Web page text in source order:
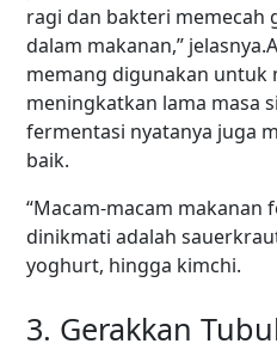
ragi dan bakteri memecah
dalam makanan,”
memang digunakan untuk
meningkatkan lama masa
fermentasi nyatanya juga
baik.
“Macam-macam makanan
dinikmati adalah
yoghurt, hingga kimchi.
3. Gerakkan